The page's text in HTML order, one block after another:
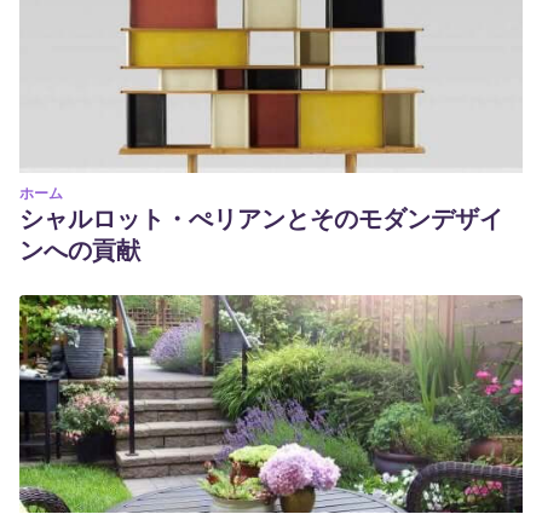
ホーム
シャルロット・ぺリアンとそのモダンデザイ
ンへの貢献